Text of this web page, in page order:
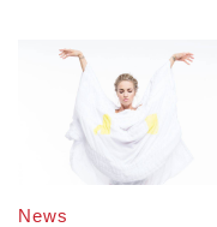
News